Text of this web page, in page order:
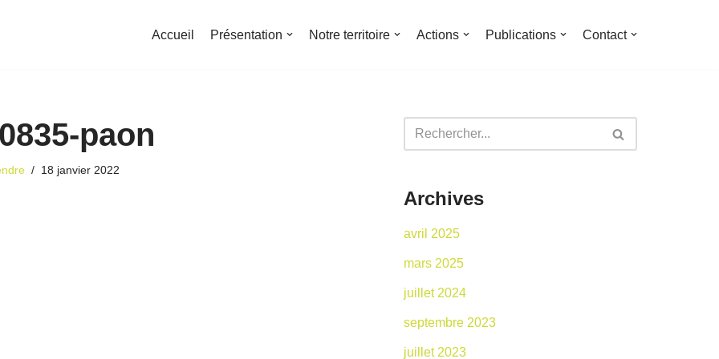
Accueil Présentation Notre territoire Actions Publications Contact
paon
18 janvier 2022
Archives
avril 2025
mars 2025
juillet 2024
septembre 2023
juillet 2023